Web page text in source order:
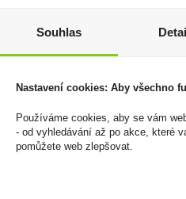
Masha mléčná čokoláda
Cena za:1 ks
Souhlas
Nastavení cookies: Aby všechno
Používáme cookies, aby se vám
- od vyhledávání až po akce, které
pomůžete web zlepšovat.